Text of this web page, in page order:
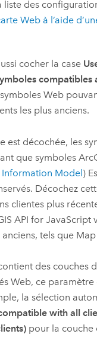
liste des
Web à l’aide
cocher la case
compatibles
Web
les plus anciens.
est décochée, les
que symboles
Model)
Décochez
clientes plus
API for JavaScript
tels que
des couches
Web, ce
la sélection
with all
pour la couche